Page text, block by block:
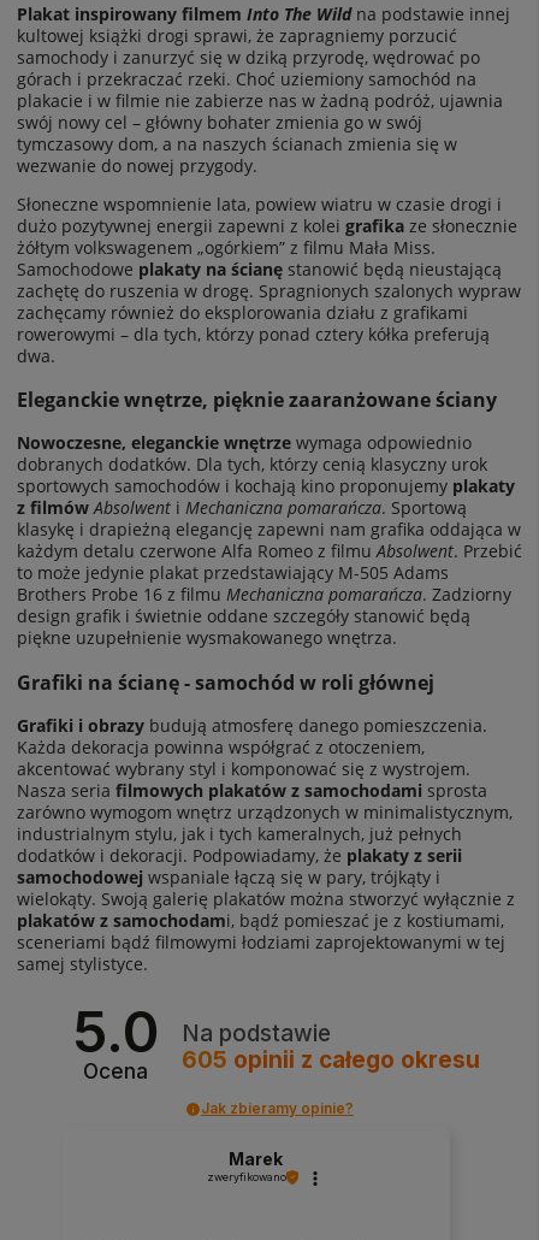
Plakat inspirowany filmem Into The Wildna podstawie innej
kultowej książki drogi sprawi, że zapragniemy porzucić
samochody i zanurzyć się w dziką przyrodę, wędrować po
górach i przekraczać rzeki. Choć uziemiony samochód na
plakacie i w filmie nie zabierze nas w żadną podróż, ujawnia
swój nowy cel – główny bohater zmienia go w swój
tymczasowy dom, a na naszych ścianach zmienia się w
wezwanie do nowej przygody.
Słoneczne wspomnienie lata, powiew wiatru w czasie drogi i
dużo pozytywnej energii zapewni z kolei grafika ze słonecznie
żółtym volkswagenem „ogórkiem” z filmu Mała Miss.
Samochodowe plakaty na ścianę stanowić będą nieustającą
zachętę do ruszenia w drogę. Spragnionych szalonych wypraw
zachęcamy również do eksplorowania działu z grafikami
rowerowymi – dla tych, którzy ponad cztery kółka preferują
dwa.
Eleganckie wnętrze, pięknie zaaranżowane ściany
Nowoczesne, eleganckie wnętrze wymaga odpowiednio
dobranych dodatków. Dla tych, którzy cenią klasyczny urok
sportowych samochodów i kochają kino proponujemy plakaty
z filmówAbsolwent i Mechaniczna pomarańcza. Sportową
klasykę i drapieżną elegancję zapewni nam grafika oddająca w
każdym detalu czerwone Alfa Romeo z filmuAbsolwent. Przebić
to może jedynie plakat przedstawiający M-505 Adams
Brothers Probe 16 z filmu Mechaniczna pomarańcza. Zadziorny
design grafik i świetnie oddane szczegóły stanowić będą
piękne uzupełnienie wysmakowanego wnętrza.
Grafiki na ścianę - samochód w roli głównej
Grafiki i obrazy budują atmosferę danego pomieszczenia.
Każda dekoracja powinna współgrać z otoczeniem,
akcentować wybrany styl i komponować się z wystrojem.
Nasza seria filmowych plakatów z samochodami sprosta
zarówno wymogom wnętrz urządzonych w minimalistycznym,
industrialnym stylu, jak i tych kameralnych, już pełnych
dodatków i dekoracji. Podpowiadamy, że plakaty z serii
samochodowej wspaniale łączą się w pary, trójkąty i
wielokąty. Swoją galerię plakatów można stworzyć wyłącznie z
plakatów z samochodami, bądź pomieszać je z kostiumami,
sceneriami bądź filmowymi łodziami zaprojektowanymi w tej
samej stylistyce.
5.0
Ocena
Na podstawie
605 opinii z całego okresu
Jak zbieramy opinie?
Marek
zweryfikowano